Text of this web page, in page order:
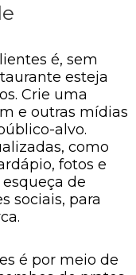
é, sem
esteja
Crie uma
e outras mídias
alvo.
como
fotos e
de
sociais, para
é por meio de